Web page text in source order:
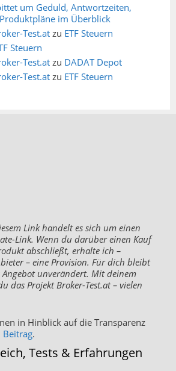
um Geduld, Antwortzeiten,
im Überblick
Test.at zu ETF Steuern
Steuern
Test.at zu DADAT Depot
Test.at zu ETF Steuern
Link handelt es sich um einen
Link. Wenn du darüber einen Kauf
abschließt, erhalte ich –
– eine Provision. Für dich bleibt
Angebot unverändert. Mit deinem
das Projekt Broker-Test.at – vielen
in Hinblick auf die Transparenz
Beitrag.
Tests & Erfahrungen